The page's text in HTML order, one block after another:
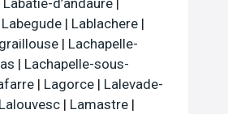
Labegude | Lablachere |
| Lachapelle-
| Lachapelle-sous-
| Lagorce | Lalevade-
Lalouvesc | Lamastre |